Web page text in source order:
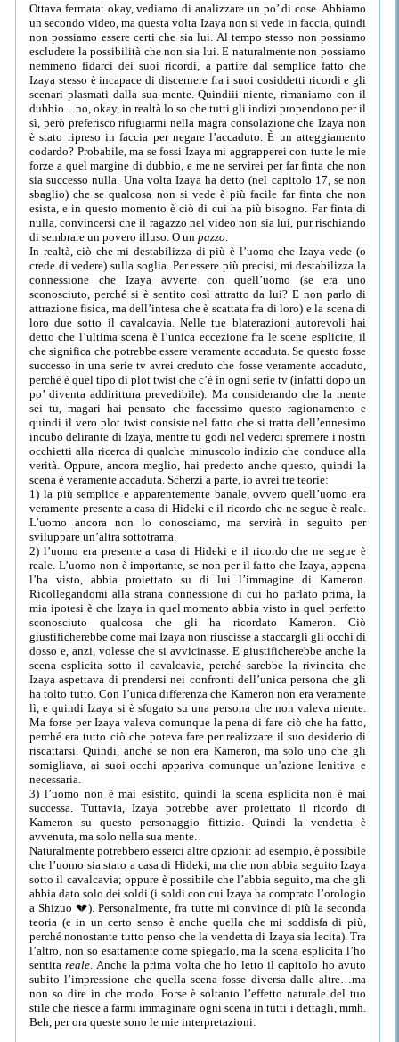
Ottava fermata: okay, vediamo di analizzare un po’ di cose. Abbiamo
un secondo video, ma questa volta Izaya non si vede in faccia, quindi
non possiamo essere certi che sia lui. Al tempo stesso non possiamo
escludere la possibilità che non sia lui. E naturalmente non possiamo
nemmeno fidarci dei suoi ricordi, a partire dal semplice fatto che
Izaya stesso è incapace di discernere fra i suoi cosiddetti ricordi e gli
scenari plasmati dalla sua mente. Quindiii niente, rimaniamo con il
dubbio…no, okay, in realtà lo so che tutti gli indizi propendono per il
sì, però preferisco rifugiarmi nella magra consolazione che Izaya non
è stato ripreso in faccia per negare l’accaduto. È un atteggiamento
codardo? Probabile, ma se fossi Izaya mi aggrapperei con tutte le mie
forze a quel margine di dubbio, e me ne servirei per far finta che non
sia successo nulla. Una volta Izaya ha detto (nel capitolo 17, se non
sbaglio) che se qualcosa non si vede è più facile far finta che non
esista, e in questo momento è ciò di cui ha più bisogno. Far finta di
nulla, convincersi che il ragazzo nel video non sia lui, pur rischiando
di sembrare un povero illuso. O un pazzo
In realtà, ciò che mi destabilizza di più è l’uomo che Izaya vede (o
crede di vedere) sulla soglia. Per essere più precisi, mi destabilizza la
connessione che Izaya avverte con quell’uomo (se era uno
sconosciuto, perché si è sentito così attratto da lui? E non parlo di
attrazione fisica, ma dell’intesa che è scattata fra di loro) e la scena di
loro due sotto il cavalcavia. Nelle tue blaterazioni autorevoli hai
detto che l’ultima scena è l’unica eccezione fra le scene esplicite, il
che significa che potrebbe essere veramente accaduta. Se questo fosse
successo in una serie tv avrei creduto che fosse veramente accaduto,
perché è quel tipo di plot twist che c’è in ogni serie tv (infatti dopo un
po’ diventa addirittura prevedibile). Ma considerando che la mente
sei tu, magari hai pensato che facessimo questo ragionamento e
quindi il vero plot twist consiste nel fatto che si tratta dell’ennesimo
incubo delirante di Izaya, mentre tu godi nel vederci spremere i nostri
occhietti alla ricerca di qualche minuscolo indizio che conduce alla
verità. Oppure, ancora meglio, hai predetto anche questo, quindi la
scena è veramente accaduta. Scherzi a parte, io avrei tre teorie:
1) la più semplice e apparentemente banale, ovvero quell’uomo era
veramente presente a casa di Hideki e il ricordo che ne segue è reale.
L’uomo ancora non lo conosciamo, ma servirà in seguito per
sviluppare un’altra sottotrama.
2) l’uomo era presente a casa di Hideki e il ricordo che ne segue è
reale. L’uomo non è importante, se non per il fatto che Izaya, appena
l’ha visto, abbia proiettato su di lui l’immagine di Kameron.
Ricollegandomi alla strana connessione di cui ho parlato prima, la
mia ipotesi è che Izaya in quel momento abbia visto in quel perfetto
sconosciuto qualcosa che gli ha ricordato Kameron. Ciò
giustificherebbe come mai Izaya non riuscisse a staccargli gli occhi di
dosso e, anzi, volesse che si avvicinasse. E giustificherebbe anche la
scena esplicita sotto il cavalcavia, perché sarebbe la rivincita che
Izaya aspettava di prendersi nei confronti dell’unica persona che gli
ha tolto tutto. Con l’unica differenza che Kameron non era veramente
lì, e quindi Izaya si è sfogato su una persona che non valeva niente.
Ma forse per Izaya valeva comunque la pena di fare ciò che ha fatto,
perché era tutto ciò che poteva fare per realizzare il suo desiderio di
riscattarsi. Quindi, anche se non era Kameron, ma solo uno che gli
somigliava, ai suoi occhi appariva comunque un’azione lenitiva e
necessaria.
3) l’uomo non è mai esistito, quindi la scena esplicita non è mai
successa. Tuttavia, Izaya potrebbe aver proiettato il ricordo di
Kameron su questo personaggio fittizio. Quindi la vendetta è
avvenuta, ma solo nella sua mente.
Naturalmente potrebbero esserci altre opzioni: ad esempio, è possibile
che l’uomo sia stato a casa di Hideki, ma che non abbia seguito Izaya
sotto il cavalcavia; oppure è possibile che l’abbia seguito, ma che gli
abbia dato solo dei soldi (i soldi con cui Izaya ha comprato l’orologio
a Shizuo 💔). Personalmente, fra tutte mi convince di più la seconda
teoria (e in un certo senso è anche quella che mi soddisfa di più,
perché nonostante tutto penso che la vendetta di Izaya sia lecita). Tra
l’altro, non so esattamente come spiegarlo, ma la scena esplicita l’ho
sentitareale . Anche la prima volta che ho letto il capitolo ho avuto
subito l’impressione che quella scena fosse diversa dalle altre…ma
non so dire in che modo. Forse è soltanto l’effetto naturale del tuo
stile che riesce a farmi immaginare ogni scena in tutti i dettagli, mmh.
Beh, per ora queste sono le mie interpretazioni.